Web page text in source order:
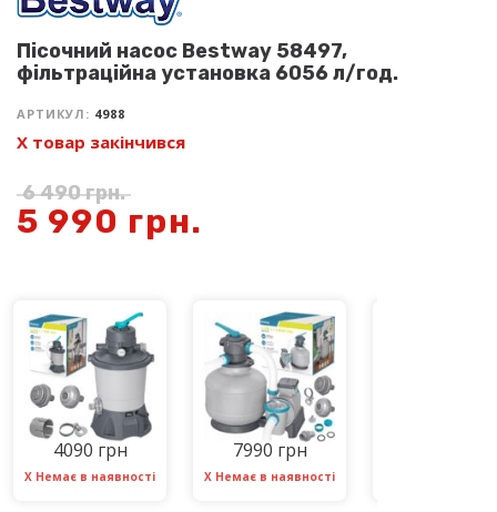
Пісочний насос Bestway 58497,
фільтраційна установка 6056 л/год.
АРТИКУЛ: 4988
Х товар закінчився
6 490грн.
5 990 грн.
4090 грн
Х Немає в наявності
7990 грн
Х Немає в наявності